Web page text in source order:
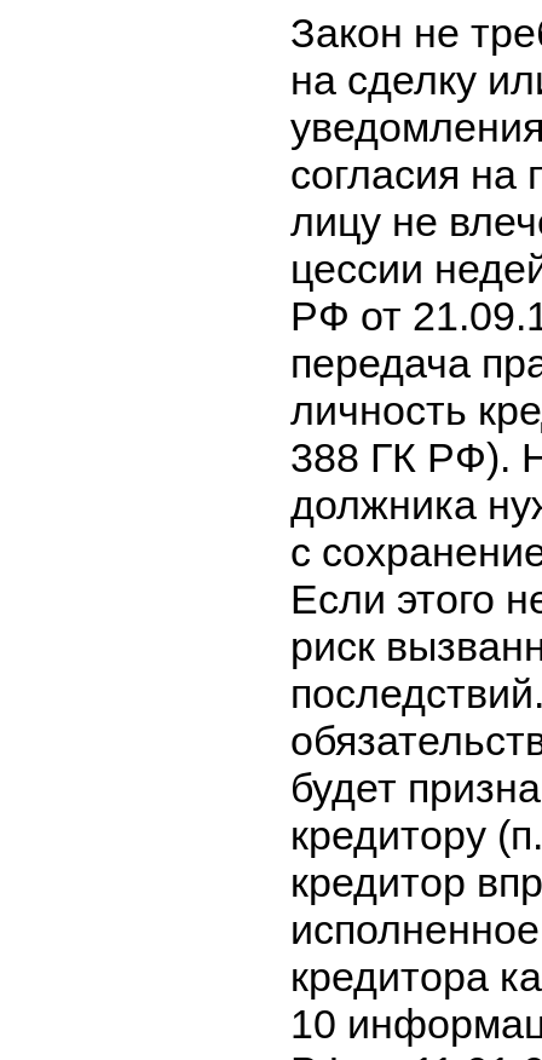
Закон не
на сделку
согласия на
лицу не
цессии
РФ от
передача
личность
388 ГК РФ).
должника
с
Если этого
риск
будет
кредитору
кредитор
кредитора
10